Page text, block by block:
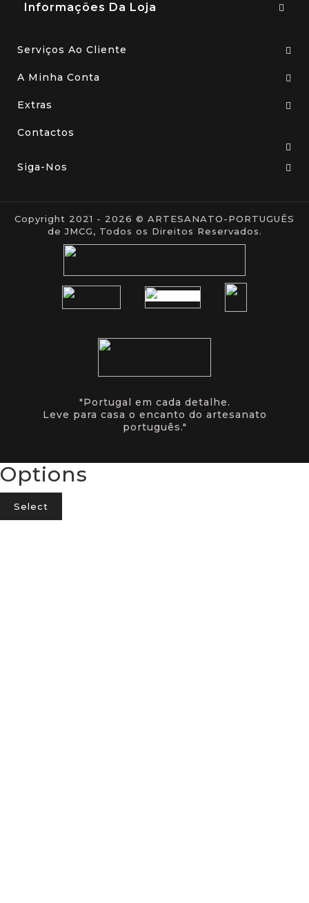
Informações Da Loja
Serviços Ao Cliente
A Minha Conta
Extras
Contactos
Siga-Nos
Copyright 2021 - 2026 © ARTESANATO-PORTUGUÊS
de JMCG, Todos os Direitos Reservados.
"Portugal em cada detalhe.
Leve para casa o encanto do artesanato
português."
Options
Select